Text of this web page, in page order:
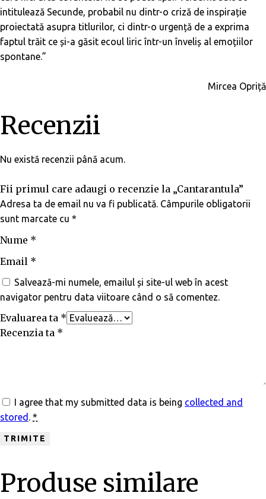
intitulează Secunde, probabil nu dintr-o criză de inspirație
proiectată asupra titlurilor, ci dintr-o urgență de a exprima
faptul trăit ce și-a găsit ecoul liric într-un înveliș al emoțiilor
spontane.”
Mircea Opriță
Recenzii
Nu există recenzii până acum.
Fii primul care adaugi o recenzie la „Cantarantula”
Adresa ta de email nu va fi publicată. Câmpurile obligatorii
sunt marcate cu *
Nume *
Email *
Salvează-mi numele, emailul și site-ul web în acest
navigator pentru data viitoare când o să comentez.
Evaluarea ta *
Recenzia ta *
I agree that my submitted data is being collected and
stored . *
Produse similare